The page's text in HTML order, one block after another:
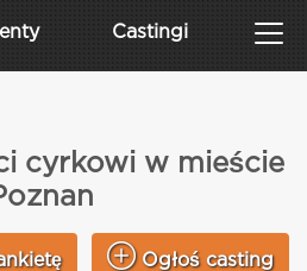
Castingi
cyrkowi w mieście
Ogłoś casting